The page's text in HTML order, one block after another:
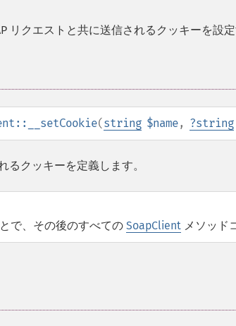
リクエストと共に送信されるクッキーを設
(string $name, ?string
るクッキーを定義します。
で、その後のすべての SoapClient メソッド